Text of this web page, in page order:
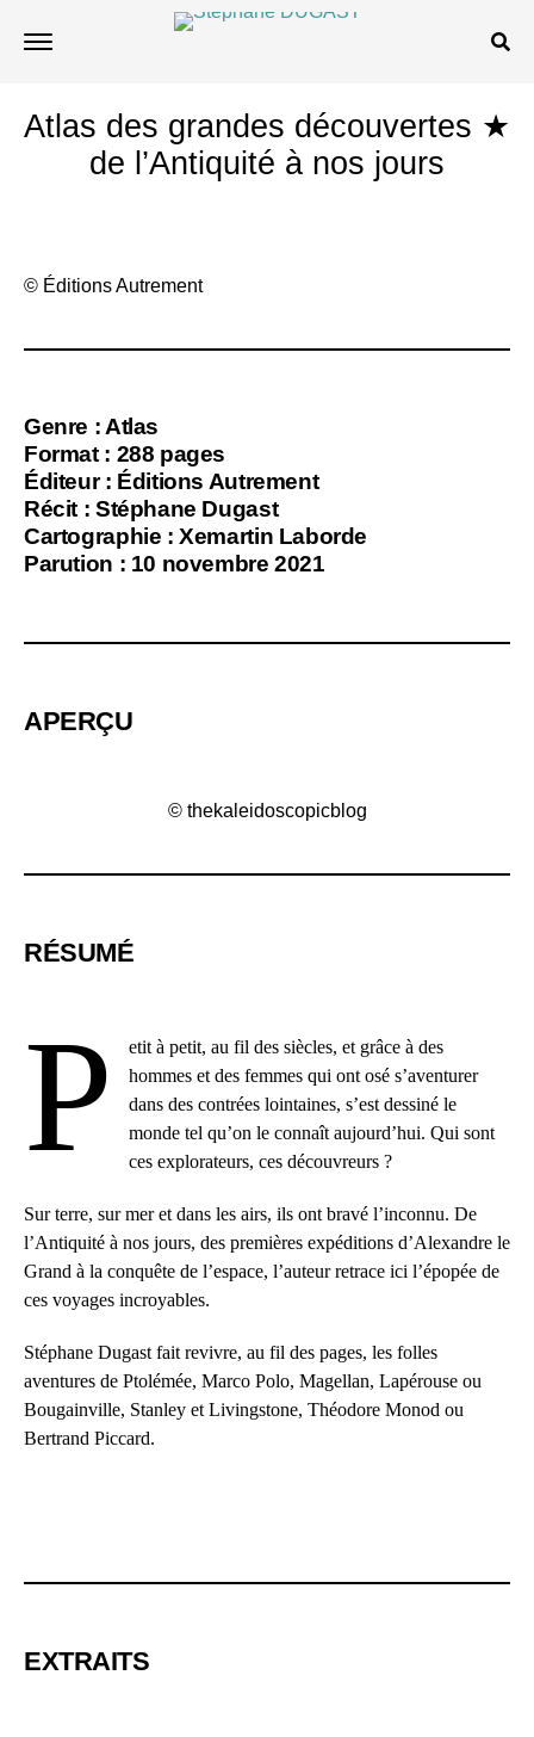
Atlas des grandes découvertes ★
de l’Antiquité à nos jours
© Éditions Autrement
Genre : Atlas
Format : 288 pages
Éditeur : Éditions Autrement
Récit : Stéphane Dugast
Cartographie : Xemartin Laborde
Parution : 10 novembre 2021
APERÇU
© thekaleidoscopicblog
RÉSUMÉ
P
etit à petit, au fil des siècles, et grâce à des
hommes et des femmes qui ont osé s’aventurer
dans des contrées lointaines, s’est dessiné le
monde tel qu’on le connaît aujourd’hui. Qui sont
ces explorateurs, ces découvreurs ?
Sur terre, sur mer et dans les airs, ils ont bravé l’inconnu. De
l’Antiquité à nos jours, des premières expéditions d’Alexandre le
Grand à la conquête de l’espace, l’auteur retrace ici l’épopée de
ces voyages incroyables.
Stéphane Dugast fait revivre, au fil des pages, les folles
aventures de Ptolémée, Marco Polo, Magellan, Lapérouse ou
Bougainville, Stanley et Livingstone, Théodore Monod ou
Bertrand Piccard.
EXTRAITS